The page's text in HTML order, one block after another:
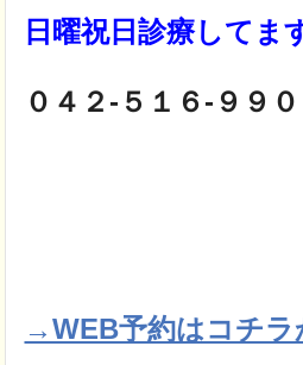
日曜祝日診療してま
０４２-５１６-９９０
→WEB予約はコチ